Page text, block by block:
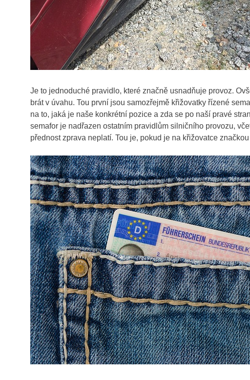
Je to jednoduché pravidlo, které značně usnadňuje provoz.
brát v úvahu. Tou první jsou samozřejmě křižovatky řízené
na to, jaká je naše konkrétní pozice a zda se po naší pravé
semafor je nadřazen ostatním pravidlům silničního provozu,
přednost zprava neplatí. Tou je, pokud je na křižovatce